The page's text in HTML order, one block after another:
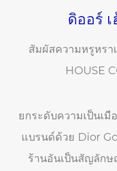
ดิออร์
สัมผัสความหรูหรา
HOUSE
ยกระดับความเป็นเมื
แบรนด์ด้วย Dior
ร้านอันเป็นสัญลัก